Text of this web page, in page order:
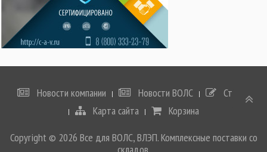
Новости компании Новости ВОЛС
Статьи
Карта сайта
Корзина
Copyright © 2026 Все для ВОЛС, ВЛЭП. Комплексные поставки со